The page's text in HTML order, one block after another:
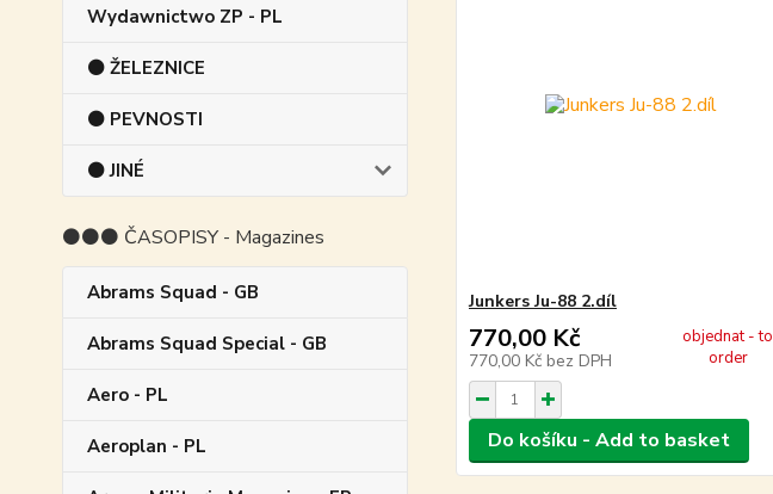
Wydawnictwo ZP - PL
⚫ ŽELEZNICE
⚫ PEVNOSTI
⚫ JINÉ
⚫⚫⚫ ČASOPISY - Magazines
Abrams Squad - GB
Abrams Squad Special - GB
Aero - PL
Aeroplan - PL
Junkers Ju-88 2.díl
770,00 Kč
770,00 Kč bez DPH
objednat - to
order
Do košíku - Add to basket